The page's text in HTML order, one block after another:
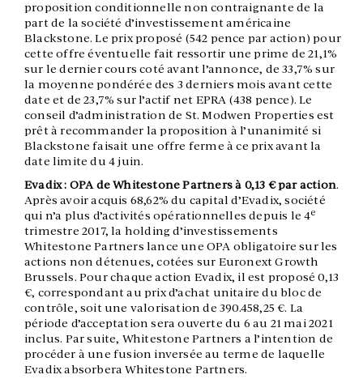
proposition conditionnelle non contraignante de la
part de la société d’investissement américaine
Blackstone. Le prix proposé (542 pence par action) pour
cette offre éventuelle fait ressortir uneprime de 21,1%
sur le dernier cours coté avant l’annonce, de 33,7% sur
la moyenne pondérée des 3 derniers mois avant cette
date et de 23,7% sur l’actif net EPRA (438 pence). Le
conseil d’administration de St. Modwen Properties est
prêt à recommander la proposition à l’unanimité si
Blackstone faisait une offre ferme à ce prix avant la
date limite du 4 juin.
Evadix : OPA de Whitestone Partners à 0,13 € par action.
Après avoir acquis 68,62% du capital d’Evadix, société
qui n’a plus d’activités opérationnelles depuis le 4e
trimestre 2017, la holding d’investissements
Whitestone Partners lance une OPA obligatoire sur les
actions non détenues, cotées sur Euronext Growth
Brussels. Pour chaque action Evadix, il est proposé 0,13
€, correspondant au prix d’achat unitaire du bloc de
contrôle, soit une valorisation de 390.458,25 €. La
période d’acceptation sera ouverte du 6 au 21 mai 2021
inclus. Par suite, Whitestone Partners a l’intention de
procéder à une fusion inversée au terme de laquelle
Evadix absorbera Whitestone Partners.